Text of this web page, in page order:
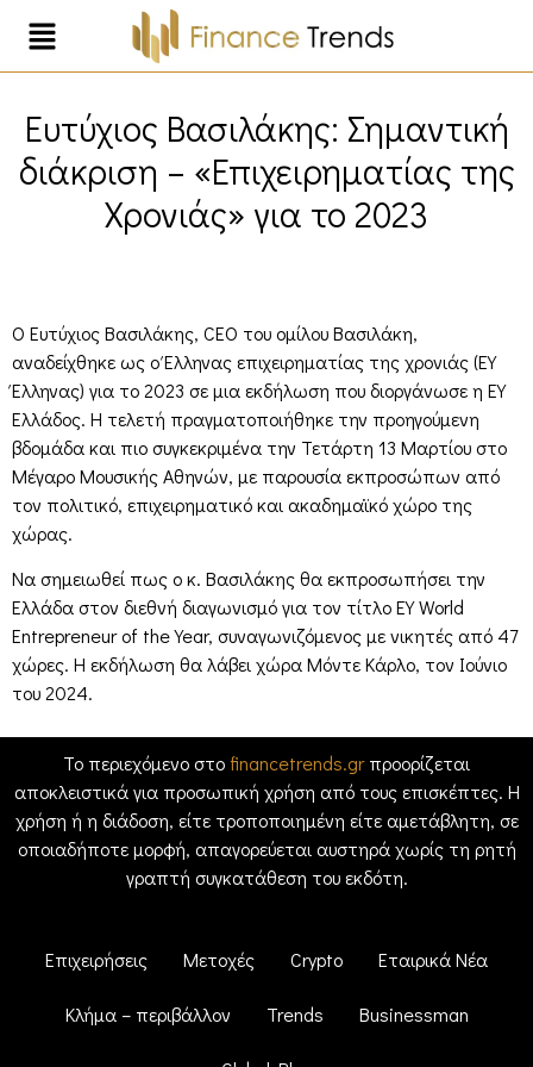
Ευτύχιος Βασιλάκης: Σημαντική
διάκριση – «Επιχειρηματίας της
Χρονιάς» για το 2023
Ο Ευτύχιος Βασιλάκης, CEO του ομίλου Βασιλάκη,
αναδείχθηκε ως ο Έλληνας επιχειρηματίας της χρονιάς (EY
Έλληνας) για το 2023 σε μια εκδήλωση που διοργάνωσε η EY
Ελλάδος. Η τελετή πραγματοποιήθηκε την προηγούμενη
βδομάδα και πιο συγκεκριμένα την Τετάρτη 13 Μαρτίου στο
Μέγαρο Μουσικής Αθηνών, με παρουσία εκπροσώπων από
τον πολιτικό, επιχειρηματικό και ακαδημαϊκό χώρο της
χώρας.
Να σημειωθεί πως ο κ. Βασιλάκης θα εκπροσωπήσει την
Ελλάδα στον διεθνή διαγωνισμό για τον τίτλο ΕΥ World
Entrepreneur of the Year, συναγωνιζόμενος με νικητές από 47
χώρες. Η εκδήλωση θα λάβει χώρα Μόντε Κάρλο, τον Ιούνιο
του 2024.
Το περιεχόμενο στο financetrends.grπροορίζεται
αποκλειστικά για προσωπική χρήση από τους επισκέπτες. Η
χρήση ή η διάδοση, είτε τροποποιημένη είτε αμετάβλητη, σε
οποιαδήποτε μορφή, απαγορεύεται αυστηρά χωρίς τη ρητή
γραπτή συγκατάθεση του εκδότη.
Επιχειρήσεις Μετοχές Crypto Εταιρικά Νέα
Κλήμα – περιβάλλον Trends Businessman